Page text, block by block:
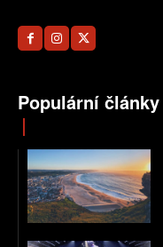
Populární články